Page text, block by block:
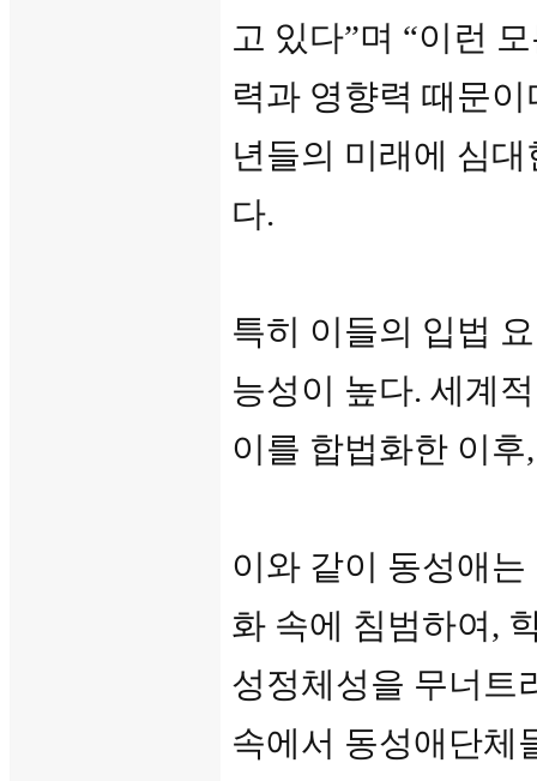
고 있다”며 “이런
력과 영향력 때문
년들의 미래에 심
다.
특히 이들의 입법
능성이 높다. 세계
이를 합법화한 이
이와 같이 동성애
화 속에 침범하여,
성정체성을 무너트
속에서 동성애단체